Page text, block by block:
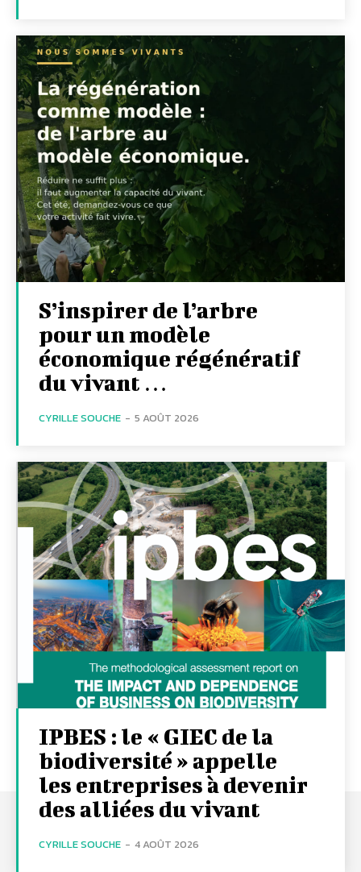
S’inspirer de l’arbre
pour un modèle
économique régénératif
du vivant …
CYRILLE SOUCHE - 5 AOÛT 2026
IPBES : le « GIEC de la
biodiversité » appelle
les entreprises à devenir
des alliées du vivant
CYRILLE SOUCHE - 4 AOÛT 2026